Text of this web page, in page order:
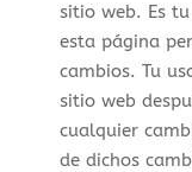
sitio web. Es
esta página
cambios. Tu
sitio web
cualquier
de dichos